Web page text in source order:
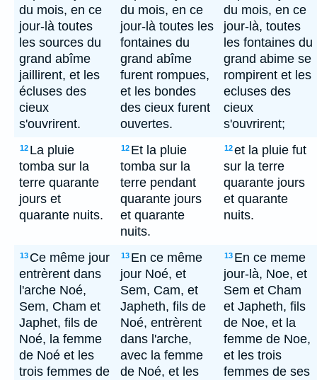
du mois, en ce
jour-là toutes
les sources du
grand abîme
jaillirent, et les
écluses des
cieux
s'ouvrirent.
du mois, en ce
jour-là toutes les
fontaines du
grand abîme
furent rompues,
et les bondes
des cieux furent
ouvertes.
du mois, en ce
jour-là, toutes
les fontaines du
grand abime se
rompirent et les
ecluses des
cieux
s'ouvrirent;
12 La pluie
tomba sur la
terre quarante
jours et
quarante nuits.
12 Et la pluie
tomba sur la
terre pendant
quarante jours
et quarante
nuits.
12et la pluie fut
sur la terre
quarante jours
et quarante
nuits.
13 Ce même jour
entrèrent dans
l'arche Noé,
Sem, Cham et
Japhet, fils de
Noé, la femme
de Noé et les
trois femmes de
13 En ce même
jour Noé, et
Sem, Cam, et
Japheth, fils de
Noé, entrèrent
dans l'arche,
avec la femme
de Noé, et les
13 En ce meme
jour-là, Noe, et
Sem et Cham
et Japheth, fils
de Noe, et la
femme de Noe,
et les trois
femmes de ses